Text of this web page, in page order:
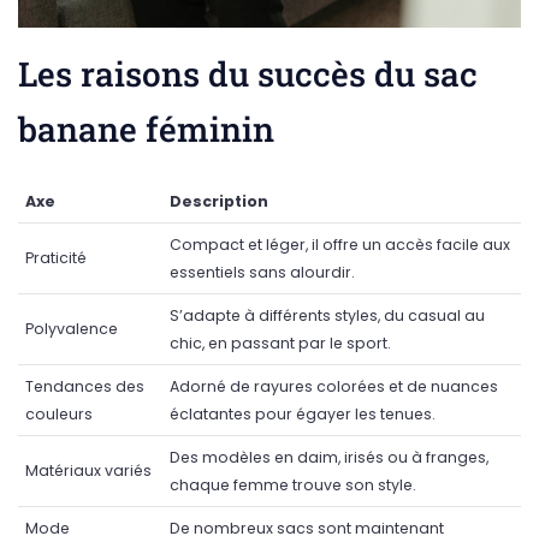
Les raisons du succès du sac
banane féminin
Axe Description
Praticité
Compact et léger, il offre un accès facile aux
essentiels sans alourdir.
Polyvalence
S’adapte à différents styles, du casual au
chic, en passant par le sport.
Tendances des
couleurs
Adorné de rayures colorées et de nuances
éclatantes pour égayer les tenues.
Matériaux variés
Des modèles en daim, irisés ou à franges,
chaque femme trouve son style.
Mode De nombreux sacs sont maintenant